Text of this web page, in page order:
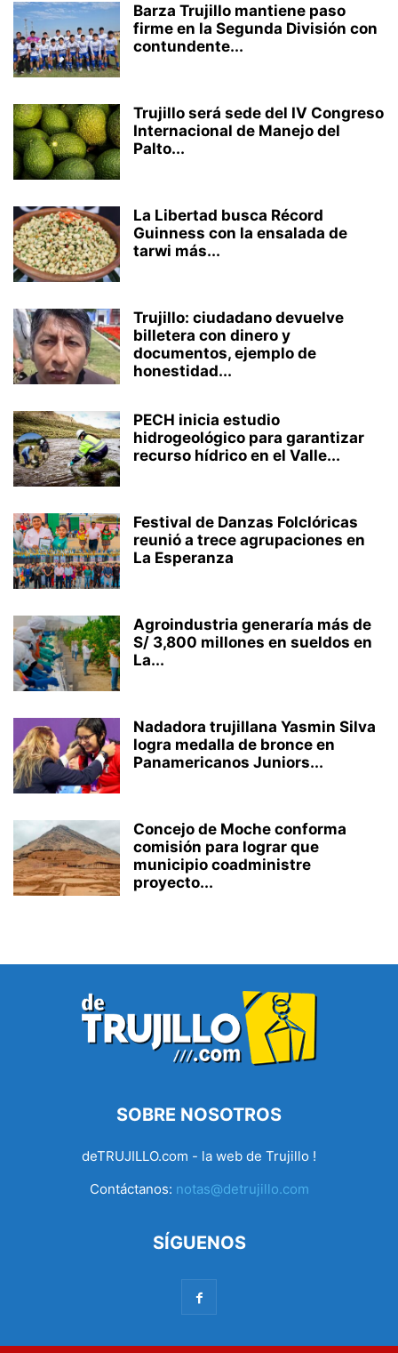
Barza Trujillo mantiene paso
firme en la Segunda División con
contundente...
Trujillo será sede del IV Congreso
Internacional de Manejo del
Palto...
La Libertad busca Récord
Guinness con la ensalada de
tarwi más...
Trujillo: ciudadano devuelve
billetera con dinero y
documentos, ejemplo de
honestidad...
PECH inicia estudio
hidrogeológico para garantizar
recurso hídrico en el Valle...
Festival de Danzas Folclóricas
reunió a trece agrupaciones en
La Esperanza
Agroindustria generaría más de
S/ 3,800 millones en sueldos en
La...
Nadadora trujillana Yasmin Silva
logra medalla de bronce en
Panamericanos Juniors...
Concejo de Moche conforma
comisión para lograr que
municipio coadministre
proyecto...
SOBRE NOSOTROS
deTRUJILLO.com - la web de Trujillo !
Contáctanos: notas@detrujillo.com
SÍGUENOS